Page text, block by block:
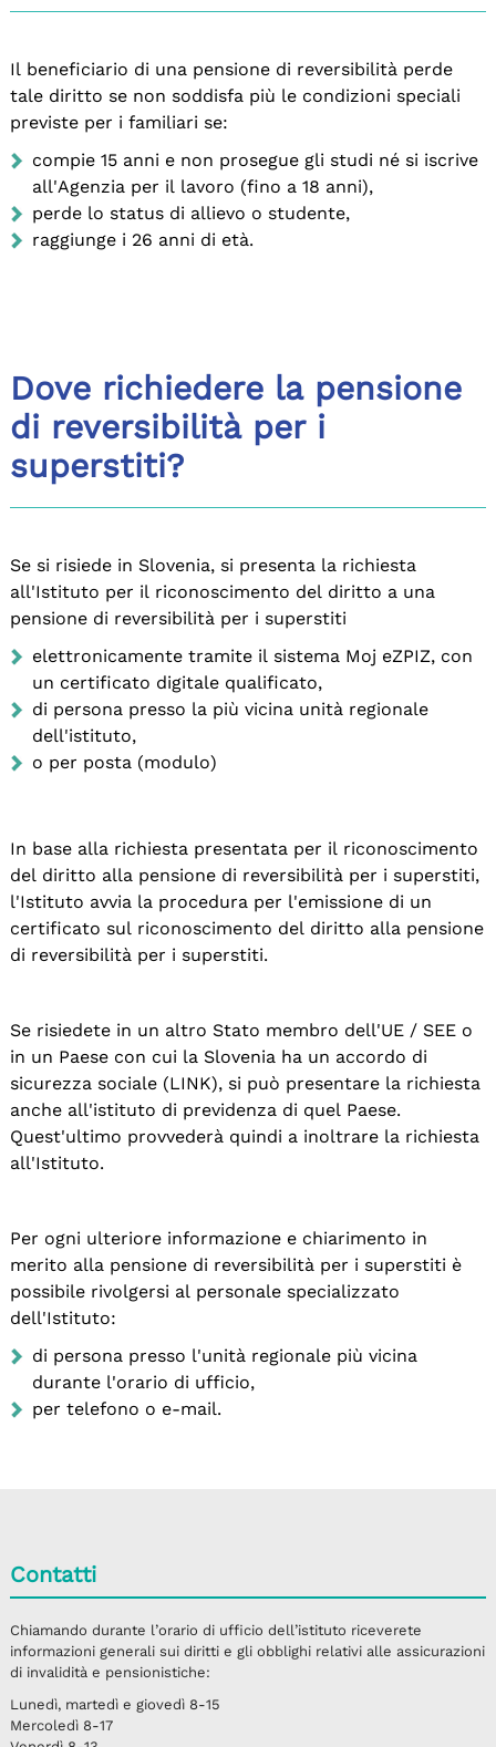
Il beneficiario di una pensione di reversibilità perde
tale diritto se non soddisfa più le condizioni speciali
previste per i familiari se:
compie 15 anni e non prosegue gli studi né si iscrive
all'Agenzia per il lavoro (fino a 18 anni),
perde lo status di allievo o studente,
raggiunge i 26 anni di età.
Dove richiedere la pensione
di reversibilità per i
superstiti?
Se si risiede in Slovenia, si presenta la richiesta
all'Istituto per il riconoscimento del diritto a una
pensione di reversibilità per i superstiti
elettronicamente tramite il sistema Moj eZPIZ, con
un certificato digitale qualificato,
di persona presso la più vicina unità regionale
dell'istituto,
o per posta (modulo)
In base alla richiesta presentata per il riconoscimento
del diritto alla pensione di reversibilità per i superstiti,
l'Istituto avvia la procedura per l'emissione di un
certificato sul riconoscimento del diritto alla pensione
di reversibilità per i superstiti.
Se risiedete in un altro Stato membro dell'UE / SEE o
in un Paese con cui la Slovenia ha un accordo di
sicurezza sociale (LINK), si può presentare la richiesta
anche all'istituto di previdenza di quel Paese.
Quest'ultimo provvederà quindi a inoltrare la richiesta
all'Istituto.
Per ogni ulteriore informazione e chiarimento in
merito alla pensione di reversibilità per i superstiti è
possibile rivolgersi al personale specializzato
dell'Istituto:
di persona presso l'unità regionale più vicina
durante l'orario di ufficio,
per telefono o e-mail.
Contatti
Chiamando durante l’orario di ufficio dell’istituto riceverete
informazioni generali sui diritti e gli obblighi relativi alle assicurazioni
di invalidità e pensionistiche:
Lunedì, martedì e giovedì 8-15
Mercoledì 8-17